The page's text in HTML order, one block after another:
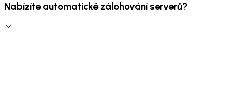
Nabízíte automatické zálohování serverů?